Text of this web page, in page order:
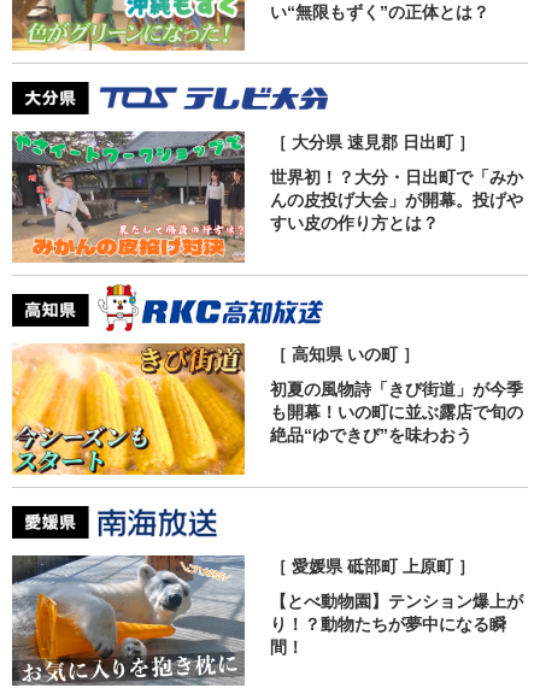
い“無限もずく”の正体とは？
［ 大分県 速見郡 日出町 ］
世界初！？大分・日出町で「みか
んの皮投げ大会」が開幕。投げや
すい皮の作り方とは？
［ 高知県 いの町 ］
初夏の風物詩「きび街道」が今季
も開幕！いの町に並ぶ露店で旬の
絶品“ゆできび”を味わおう
［ 愛媛県 砥部町 上原町 ］
【とべ動物園】テンション爆上が
り！？動物たちが夢中になる瞬
間！